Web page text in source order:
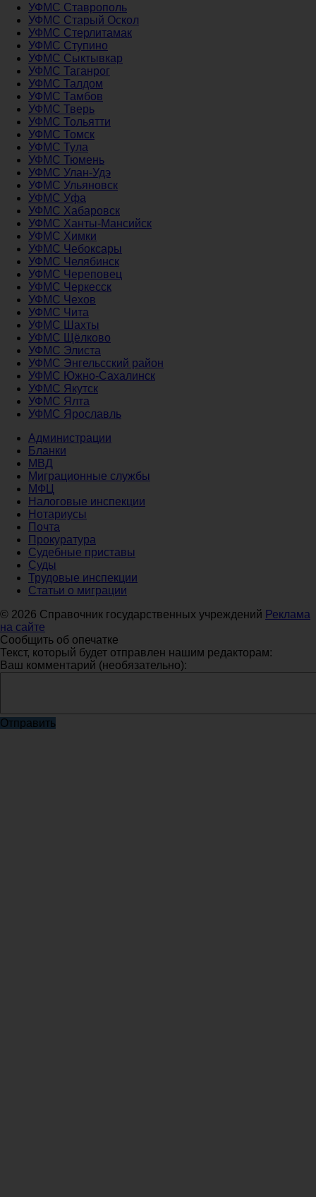
УФМС Ставрополь
УФМС Старый Оскол
УФМС Стерлитамак
УФМС Ступино
УФМС Сыктывкар
УФМС Таганрог
УФМС Талдом
УФМС Тамбов
УФМС Тверь
УФМС Тольятти
УФМС Томск
УФМС Тула
УФМС Тюмень
УФМС Улан-Удэ
УФМС Ульяновск
УФМС Уфа
УФМС Хабаровск
УФМС Ханты-Мансийск
УФМС Химки
УФМС Чебоксары
УФМС Челябинск
УФМС Череповец
УФМС Черкесск
УФМС Чехов
УФМС Чита
УФМС Шахты
УФМС Щёлково
УФМС Элиста
УФМС Энгельсский район
УФМС Южно-Сахалинск
УФМС Якутск
УФМС Ялта
УФМС Ярославль
Администрации
Бланки
МВД
Миграционные службы
МФЦ
Налоговые инспекции
Нотариусы
Почта
Прокуратура
Судебные приставы
Суды
Трудовые инспекции
Статьи о миграции
© 2026 Справочник государственных учреждений Реклама
на сайте
Сообщить об опечатке
Текст, который будет отправлен нашим редакторам:
Ваш комментарий (необязательно):
Отправить